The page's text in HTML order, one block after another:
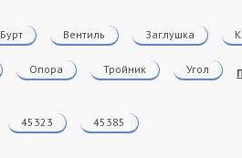
Бурт Вентиль Заглушка
Опора Тройник Угол
45323 45385